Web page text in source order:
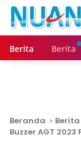
Berita Berita
Beranda Berita
Buzzer AGT